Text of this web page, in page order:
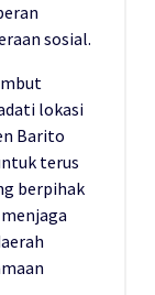
sosial.
lokasi
Barito
terus
berpihak